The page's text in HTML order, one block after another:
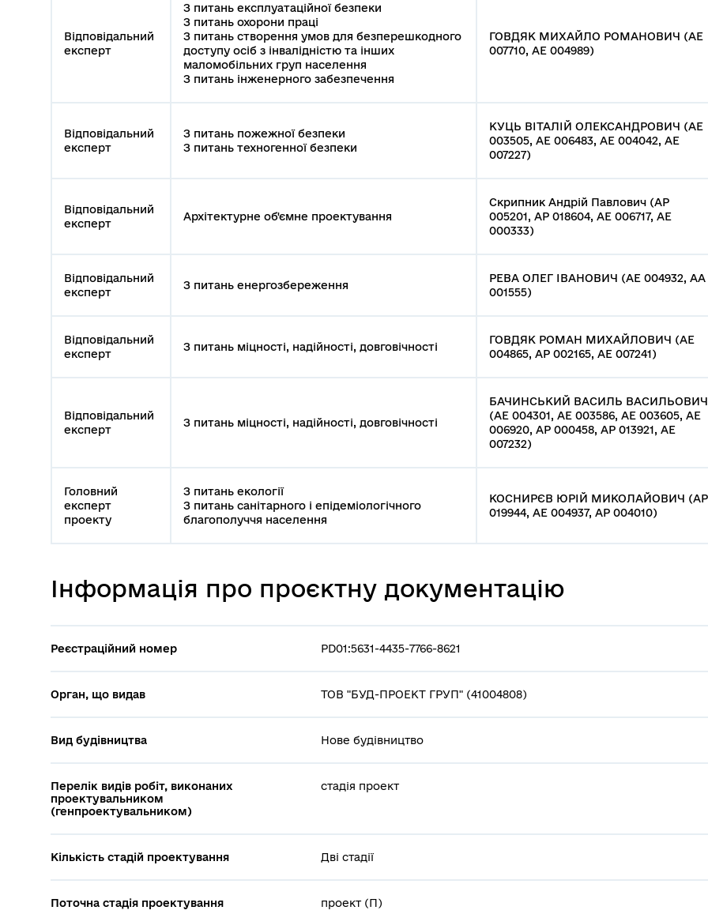
Відповідальний
експерт
З питань експлуатаційної безпеки
З питань охорони праці
З питань створення умов для безперешкодного
доступу осіб з інвалідністю та інших
маломобільних груп населення
З питань інженерного забезпечення
ГОВДЯК МИХАЙЛО РОМАНОВИЧ (АЕ
007710, АЕ 004989)
Відповідальний
експерт
З питань пожежної безпеки
З питань техногенної безпеки
КУЦЬ ВІТАЛІЙ ОЛЕКСАНДРОВИЧ (АЕ
003505, АЕ 006483, АЕ 004042, АЕ
007227)
Відповідальний
експерт
Архітектурне об'ємне проектування
Скрипник Андрій Павлович (АР
005201, АР 018604, АЕ 006717, АЕ
000333)
Відповідальний
експерт
З питань енергозбереження
РЕВА ОЛЕГ ІВАНОВИЧ (АЕ 004932, АА
001555)
Відповідальний
експерт
З питань міцності, надійності, довговічності
ГОВДЯК РОМАН МИХАЙЛОВИЧ (АЕ
004865, АР 002165, АЕ 007241)
Відповідальний
експерт
З питань міцності, надійності, довговічності
БАЧИНСЬКИЙ ВАСИЛЬ ВАСИЛЬОВИЧ
(АЕ 004301, АЕ 003586, АЕ 003605, АЕ
006920, АР 000458, АР 013921, АЕ
007232)
Головний
експерт
проекту
З питань екології
З питань санітарного і епідеміологічного
благополуччя населення
КОСНИРЄВ ЮРІЙ МИКОЛАЙОВИЧ (АР
019944, АЕ 004937, АР 004010)
Інформація про проєктну документацію
Реєстраційний номер PD01:5631-4435-7766-8621
Орган, що видав ТОВ "БУД-ПРОЕКТ ГРУП" (41004808)
Вид будівництва Нове будівництво
Перелік видів робіт, виконаних
проектувальником
(генпроектувальником)
стадія проект
Кількість стадій проектування Дві стадії
Поточна стадія проектування проект (П)